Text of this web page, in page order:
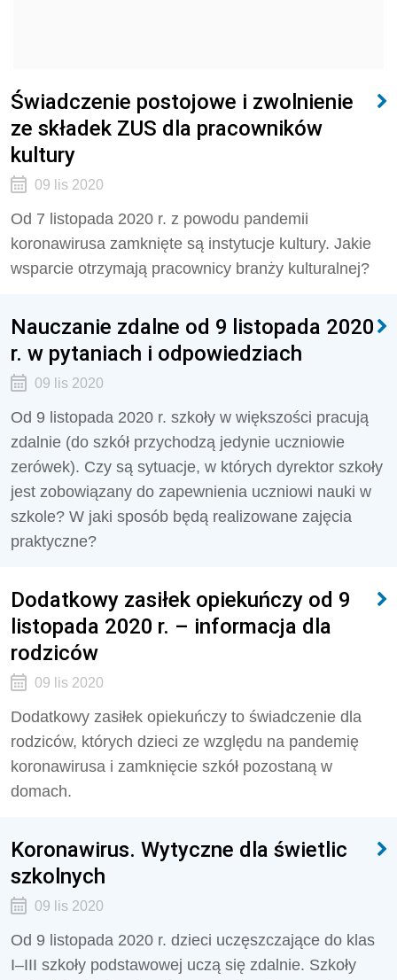
Świadczenie postojowe i zwolnienie
ze składek ZUS dla pracowników
kultury
09 lis 2020
Od 7 listopada 2020 r. z powodu pandemii
koronawirusa zamknięte są instytucje kultury. Jakie
wsparcie otrzymają pracownicy branży kulturalnej?
Nauczanie zdalne od 9 listopada 2020
r. w pytaniach i odpowiedziach
09 lis 2020
Od 9 listopada 2020 r. szkoły w większości pracują
zdalnie (do szkół przychodzą jedynie uczniowie
zerówek). Czy są sytuacje, w których dyrektor szkoły
jest zobowiązany do zapewnienia uczniowi nauki w
szkole? W jaki sposób będą realizowane zajęcia
praktyczne?
Dodatkowy zasiłek opiekuńczy od 9
listopada 2020 r. – informacja dla
rodziców
09 lis 2020
Dodatkowy zasiłek opiekuńczy to świadczenie dla
rodziców, których dzieci ze względu na pandemię
koronawirusa i zamknięcie szkół pozostaną w
domach.
Koronawirus. Wytyczne dla świetlic
szkolnych
09 lis 2020
Od 9 listopada 2020 r. dzieci uczęszczające do klas
I–III szkoły podstawowej uczą się zdalnie. Szkoły